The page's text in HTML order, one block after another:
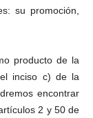
su promoción,
producto de la
inciso c) de la
encontrar
2 y 50 de